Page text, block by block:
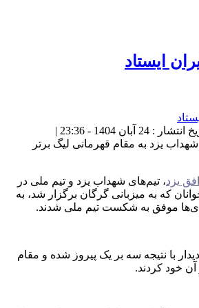
ایستاد
یزد به مقام قهرمانی لیگ برتر
یزد، تیم‌های شهداب یزد و تیم ملی در
که به میزبانی گرگان برگزار شد، به
موفق به شکست تیم ملی شدند.
با نتیجه سه بر یک پیروز شده و مقام
خود کردند.